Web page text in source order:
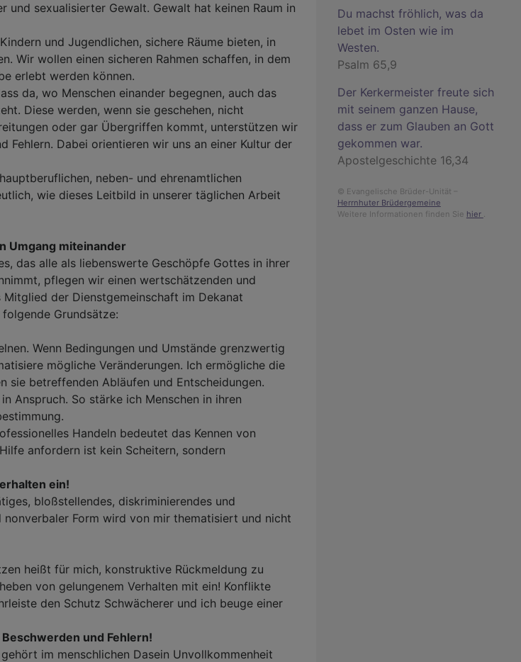
und sexualisierter Gewalt. Gewalt hat keinen Raum in
und Jugendlichen, sichere Räume bieten, in
Wir wollen einen sicheren Rahmen schaffen, in dem
erlebt werden können.
da, wo Menschen einander begegnen, auch das
Diese werden, wenn sie geschehen, nicht
oder gar Übergriffen kommt, unterstützen wir
Fehlern. Dabei orientieren wir uns an einer Kultur der
neben- und ehrenamtlichen
wie dieses Leitbild in unserer täglichen Arbeit
Umgang miteinander
das alle als liebenswerte Geschöpfe Gottes in ihrer
pflegen wir einen wertschätzenden und
der Dienstgemeinschaft im Dekanat
Grundsätze:
Wenn Bedingungen und Umstände grenzwertig
mögliche Veränderungen. Ich ermögliche die
sie betreffenden Abläufen und Entscheidungen.
Anspruch. So stärke ich Menschen in ihren
Handeln bedeutet das Kennen von
anfordern ist kein Scheitern, sondern
ein!
bloßstellendes, diskriminierendes und
Form wird von mir thematisiert und nicht
heißt für mich, konstruktive Rückmeldung zu
von gelungenem Verhalten mit ein! Konflikte
den Schutz Schwächerer und ich beuge einer
und Fehlern!
im menschlichen Dasein Unvollkommenheit
Du machst fröhlich, was da
lebet im Osten wie im
Westen.
Psalm 65,9
Der Kerkermeister freute sich
mit seinem ganzen Hause,
dass er zum Glauben an Gott
gekommen war.
Apostelgeschichte 16,34
© Evangelische Brüder-Unität –
Herrnhuter Brüdergemeine
Weitere Informationen finden Sie hier .